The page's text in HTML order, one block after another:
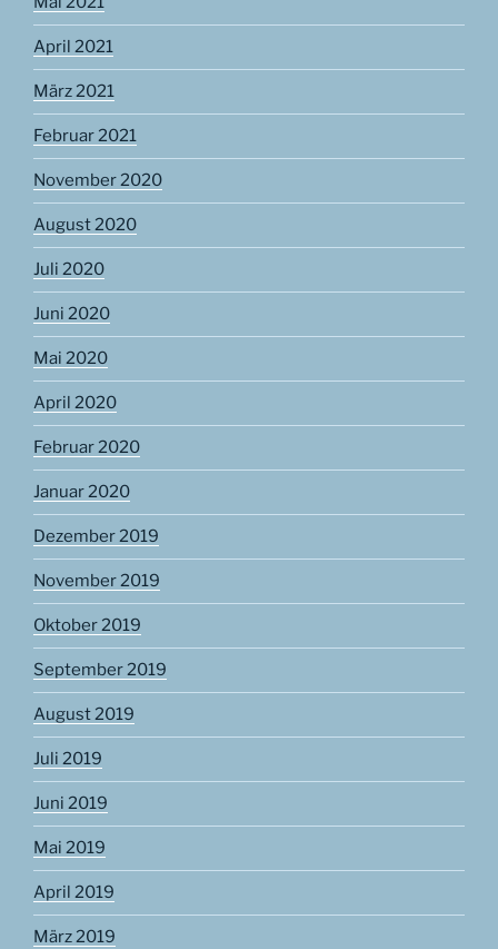
April 2021
März 2021
Februar 2021
November 2020
August 2020
Juli 2020
Juni 2020
Mai 2020
April 2020
Februar 2020
Januar 2020
Dezember 2019
November 2019
Oktober 2019
September 2019
August 2019
Juli 2019
Juni 2019
Mai 2019
April 2019
März 2019